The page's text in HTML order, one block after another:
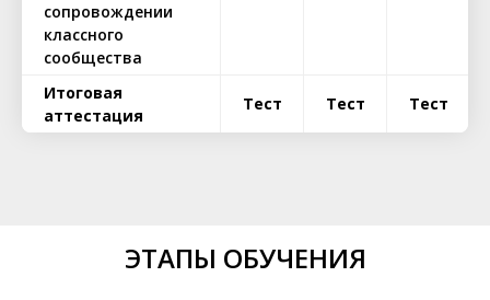
сопровождении
классного
сообщества
Итоговая
аттестация
Тест Тест Тест
ЭТАПЫ ОБУЧЕНИЯ